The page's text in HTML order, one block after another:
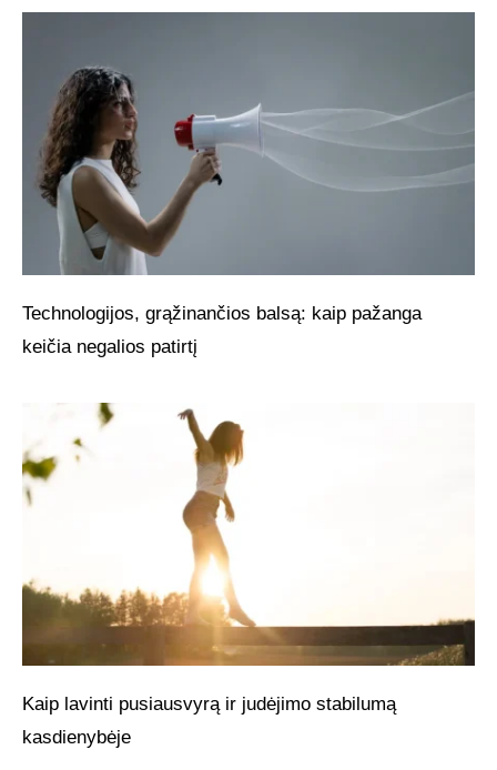
Technologijos, grąžinančios balsą: kaip pažanga
keičia negalios patirtį
Kaip lavinti pusiausvyrą ir judėjimo stabilumą
kasdienybėje